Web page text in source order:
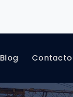
Blog Contacto